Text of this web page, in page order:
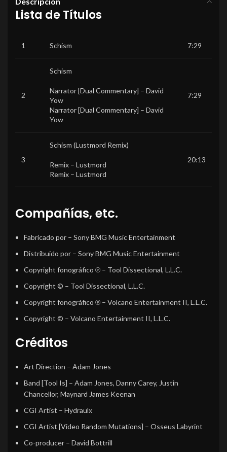
Lista de Títulos
1 Schism 7:29
2
Schism
Narrator [Dual Commentary] – David
Yow
Narrator [Dual Commentary] – David
Yow
7:29
3
Schism (Lustmord Remix)
Remix – Lustmord
Remix – Lustmord
20:13
Compañías, etc.
Fabricado por – Sony BMG Music Entertainment
Distribuido por – Sony BMG Music Entertainment
Copyright fonográfico ℗ – Tool Dissectional, L.L.C.
Copyright © – Tool Dissectional, L.L.C.
Copyright fonográfico ℗ – Volcano Entertainment II, L.L.C.
Copyright © – Volcano Entertainment II, L.L.C.
Créditos
Art Direction – Adam Jones
Band [Tool Is] – Adam Jones, Danny Carey, Justin
Chancellor, Maynard James Keenan
CGI Artist – Hydraulx
CGI Artist [Video Random Mutations] – Osseus Labyrint
Co-producer – David Bottrill